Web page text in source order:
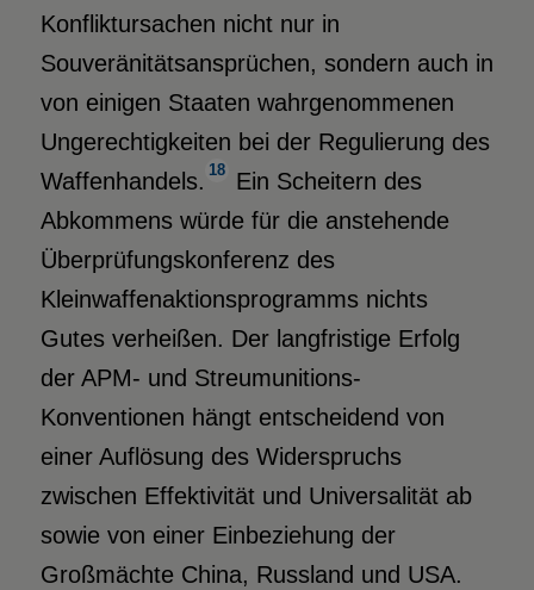
Konfliktursachen nicht nur in
Souveränitätsansprüchen, sondern auch in
von einigen Staaten wahrgenommenen
Ungerechtigkeiten bei der Regulierung des
Waffenhandels. 18
Ein Scheitern des
Abkommens würde für die anstehende
Überprüfungskonferenz des
Kleinwaffenaktionsprogramms nichts
Gutes verheißen. Der langfristige Erfolg
der APM- und Streumunitions-
Konventionen hängt entscheidend von
einer Auflösung des Widerspruchs
zwischen Effektivität und Universalität ab
sowie von einer Einbeziehung der
Großmächte China, Russland und USA.